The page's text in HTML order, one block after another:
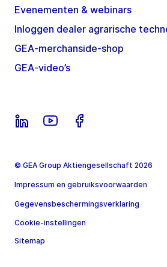
Evenementen & webinars
Inloggen dealer agrarische
GEA-merchanside-shop
GEA-video’s
© GEA Group Aktiengesellschaft 2026
Impressum en gebruiksvoorwaarden
Gegevensbeschermingsverklaring
Cookie-instellingen
Sitemap